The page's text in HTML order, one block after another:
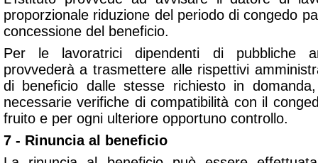
proporzionale riduzione del periodo di congedo
concessione del beneficio.
Per le lavoratrici dipendenti di pubbliche
provvederà a trasmettere alle rispettivi
di beneficio dalle stesse richiesto in
necessarie verifiche di compatibilità con il
fruito e per ogni ulteriore opportuno controllo.
7 - Rinuncia al beneficio